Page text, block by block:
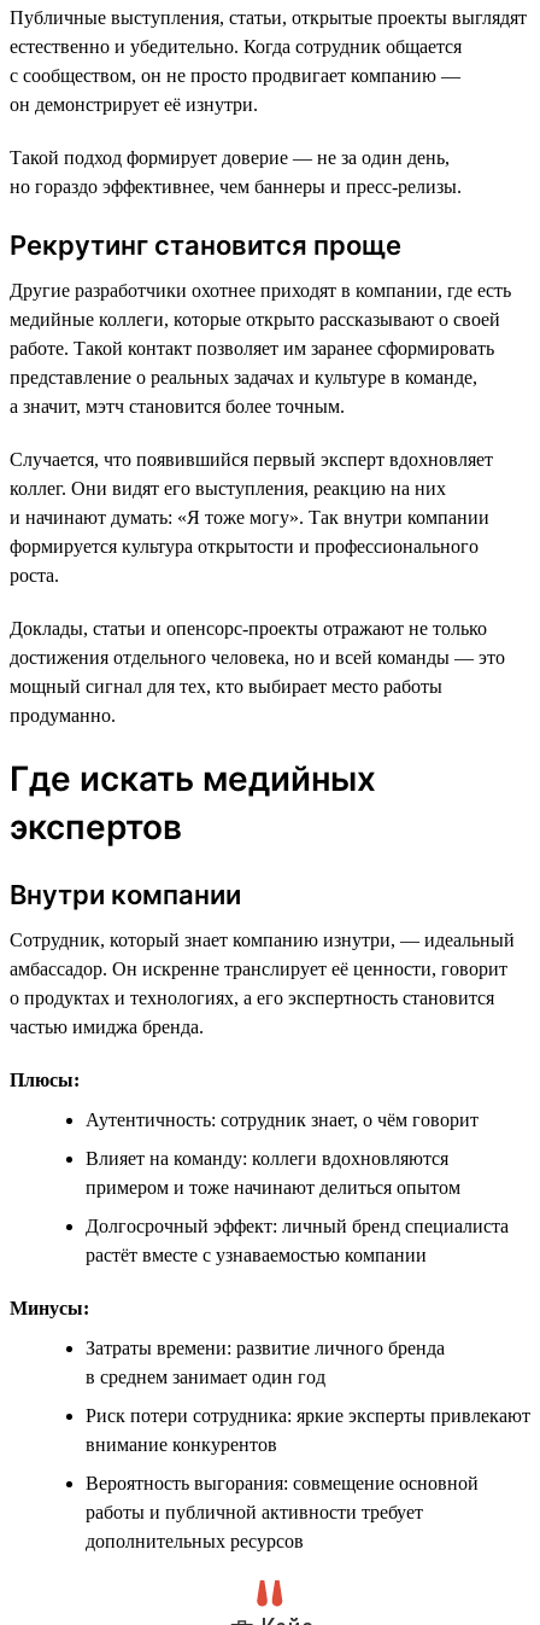
Публичные выступления, статьи, открытые проекты выглядят
естественно и убедительно. Когда сотрудник общается
с сообществом, он не просто продвигает компанию —
он демонстрирует её изнутри.
Такой подход формирует доверие — не за один день,
но гораздо эффективнее, чем баннеры и пресс-релизы.
Рекрутинг становится проще
Другие разработчики охотнее приходят в компании, где есть
медийные коллеги, которые открыто рассказывают о своей
работе. Такой контакт позволяет им заранее сформировать
представление о реальных задачах и культуре в команде,
а значит, мэтч становится более точным.
Случается, что появившийся первый эксперт вдохновляет
коллег. Они видят его выступления, реакцию на них
и начинают думать: «Я тоже могу». Так внутри компании
формируется культура открытости и профессионального
роста.
Доклады, статьи и опенсорс-проекты отражают не только
достижения отдельного человека, но и всей команды — это
мощный сигнал для тех, кто выбирает место работы
продуманно.
Где искать медийных
экспертов
Внутри компании
Сотрудник, который знает компанию изнутри, — идеальный
амбассадор. Он искренне транслирует её ценности, говорит
о продуктах и технологиях, а его экспертность становится
частью имиджа бренда.
Плюсы:
Аутентичность: сотрудник знает, о чём говорит
Влияет на команду: коллеги вдохновляются
примером и тоже начинают делиться опытом
Долгосрочный эффект: личный бренд специалиста
растёт вместе с узнаваемостью компании
Минусы:
Затраты времени: развитие личного бренда
в среднем занимает один год
Риск потери сотрудника: яркие эксперты привлекают
внимание конкурентов
Вероятность выгорания: совмещение основной
работы и публичной активности требует
дополнительных ресурсов